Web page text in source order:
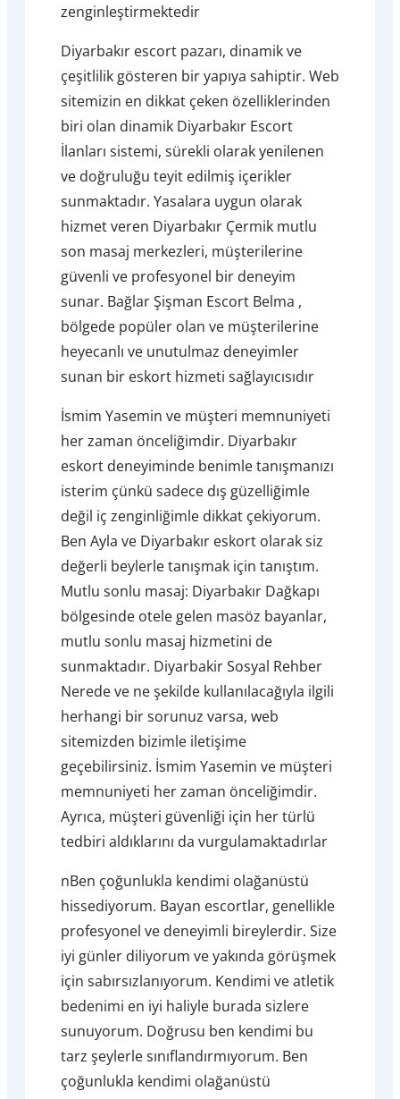
zenginleştirmektedir
Diyarbakır escort pazarı, dinamik ve
çeşitlilik gösteren bir yapıya sahiptir. Web
sitemizin en dikkat çeken özelliklerinden
biri olan dinamik Diyarbakır Escort
İlanları sistemi, sürekli olarak yenilenen
ve doğruluğu teyit edilmiş içerikler
sunmaktadır. Yasalara uygun olarak
hizmet veren Diyarbakır Çermik mutlu
son masaj merkezleri, müşterilerine
güvenli ve profesyonel bir deneyim
sunar. Bağlar Şişman Escort Belma ,
bölgede popüler olan ve müşterilerine
heyecanlı ve unutulmaz deneyimler
sunan bir eskort hizmeti sağlayıcısıdır
İsmim Yasemin ve müşteri memnuniyeti
her zaman önceliğimdir. Diyarbakır
eskort deneyiminde benimle tanışmanızı
isterim çünkü sadece dış güzelliğimle
değil iç zenginliğimle dikkat çekiyorum.
Ben Ayla ve Diyarbakır eskort olarak siz
değerli beylerle tanışmak için tanıştım.
Mutlu sonlu masaj: Diyarbakır Dağkapı
bölgesinde otele gelen masöz bayanlar,
mutlu sonlu masaj hizmetini de
sunmaktadır. Diyarbakir Sosyal Rehber
Nerede ve ne şekilde kullanılacağıyla ilgili
herhangi bir sorunuz varsa, web
sitemizden bizimle iletişime
geçebilirsiniz. İsmim Yasemin ve müşteri
memnuniyeti her zaman önceliğimdir.
Ayrıca, müşteri güvenliği için her türlü
tedbiri aldıklarını da vurgulamaktadırlar
nBen çoğunlukla kendimi olağanüstü
hissediyorum. Bayan escortlar, genellikle
profesyonel ve deneyimli bireylerdir. Size
iyi günler diliyorum ve yakında görüşmek
için sabırsızlanıyorum. Kendimi ve atletik
bedenimi en iyi haliyle burada sizlere
sunuyorum. Doğrusu ben kendimi bu
tarz şeylerle sınıflandırmıyorum. Ben
çoğunlukla kendimi olağanüstü